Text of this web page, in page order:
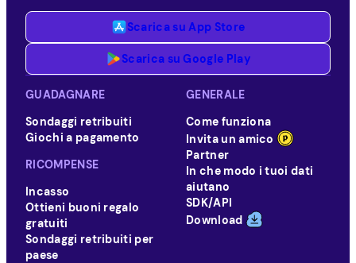
Scarica su App Store
Scarica su Google Play
GUADAGNARE
Sondaggi retribuiti
Giochi a pagamento
RICOMPENSE
Incasso
Ottieni buoni regalo
gratuiti
Sondaggi retribuiti per
paese
GENERALE
Come funziona
Invita un amico
Partner
In che modo i tuoi dati
aiutano
SDK/API
Download